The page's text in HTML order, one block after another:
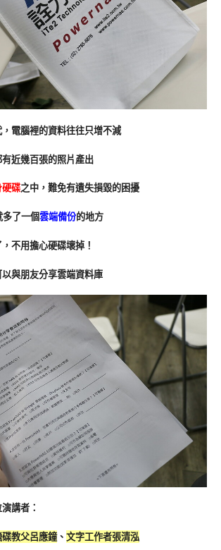
電腦裡的資料往往只增不減
近幾百張的照片產出
硬碟之中，難免有遺失損毀的困擾
多了一個雲端備份的地方
不用擔心硬碟壞掉！
與朋友分享雲端資料庫
講者：
碟教父呂應鐘、 文字工作者張清泓